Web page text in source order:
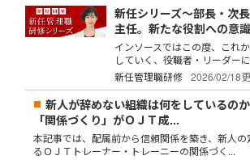
新任シリーズ～部長・次
主任。新たな役割への意
インソースではこの度、これ
していく、役職者・リーダー
新任管理職研修
2026/02/18
新人が辞めない組織は何をしているの
「関係づくり」がＯＪＴ成...
本記事では、配属前から信頼関係を築き、新人の
るＯＪＴトレーナー・トレーニーの関係づく...